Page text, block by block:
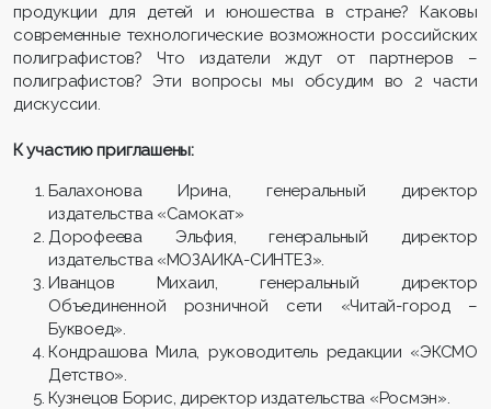
продукции для детей и юношества в стране? Каковы
современные технологические возможности российских
полиграфистов? Что издатели ждут от партнеров –
полиграфистов? Эти вопросы мы обсудим во 2 части
дискуссии.
К участию приглашены:
Балахонова Ирина, генеральный директор
издательства «Самокат»
Дорофеева Эльфия, генеральный директор
издательства «МОЗАИКА-СИНТЕЗ».
Иванцов Михаил, генеральный директор
Объединенной розничной сети «Читай-город –
Буквоед».
Кондрашова Мила, руководитель редакции «ЭКСМО
Детство».
Кузнецов Борис, директор издательства «Росмэн».